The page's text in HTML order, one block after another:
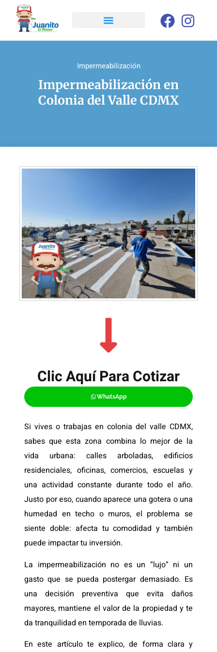
Impermeabilización
Impermeabilización en
Colonia del Valle CDMX
Clic Aquí Para Cotizar​
WhatsApp
Si vives o trabajas en colonia del valle CDMX,
sabes que esta zona combina lo mejor de la
vida urbana: calles arboladas, edificios
residenciales, oficinas, comercios, escuelas y
una actividad constante durante todo el año.
Justo por eso, cuando aparece una gotera o una
humedad en techo o muros, el problema se
siente doble: afecta tu comodidad y también
puede impactar tu inversión.
La impermeabilización no es un “lujo” ni un
gasto que se pueda postergar demasiado. Es
una decisión preventiva que evita daños
mayores, mantiene el valor de la propiedad y te
da tranquilidad en temporada de lluvias.
En este artículo te explico, de forma clara y